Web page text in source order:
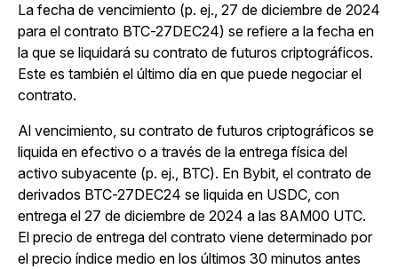
La fecha de vencimiento (p. ej., 27 de diciembre de 2024
para el contrato BTC-27DEC24) se refiere a la fecha en
la que se liquidará su contrato de futuros criptográficos.
Este es también el último día en que puede negociar el
contrato.
Al vencimiento, su contrato de futuros criptográficos se
liquida en efectivo o a través de la entrega física del
activo subyacente (p. ej., BTC). En Bybit, el contrato de
derivados BTC-27DEC24 se liquida en USDC, con
entrega el 27 de diciembre de 2024 a las 8AM00 UTC.
El precio de entrega del contrato viene determinado por
el precio índice medio en los últimos 30 minutos antes